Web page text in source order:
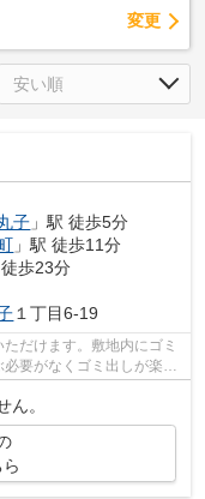
変更
子 」駅 徒歩5分
」駅 徒歩11分
徒歩23分
１丁目6-19
だけます。敷地内にゴミ
要がなくゴミ出しが楽に
ん。